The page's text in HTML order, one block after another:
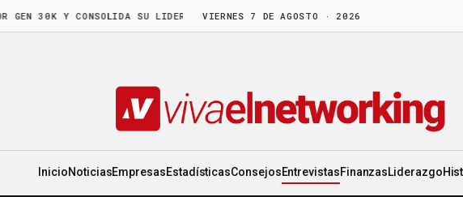
30K Y CONSOLIDA SU LIDERAZGO EN WORLD GEN ·LA FRUTA MADURA NO ESPERA: HAY
VIERNES 7 DE AGOSTO · 2026
InicioNoticiasEmpresasEstadísticasConsejosEntrevistasFinanzasLiderazgo